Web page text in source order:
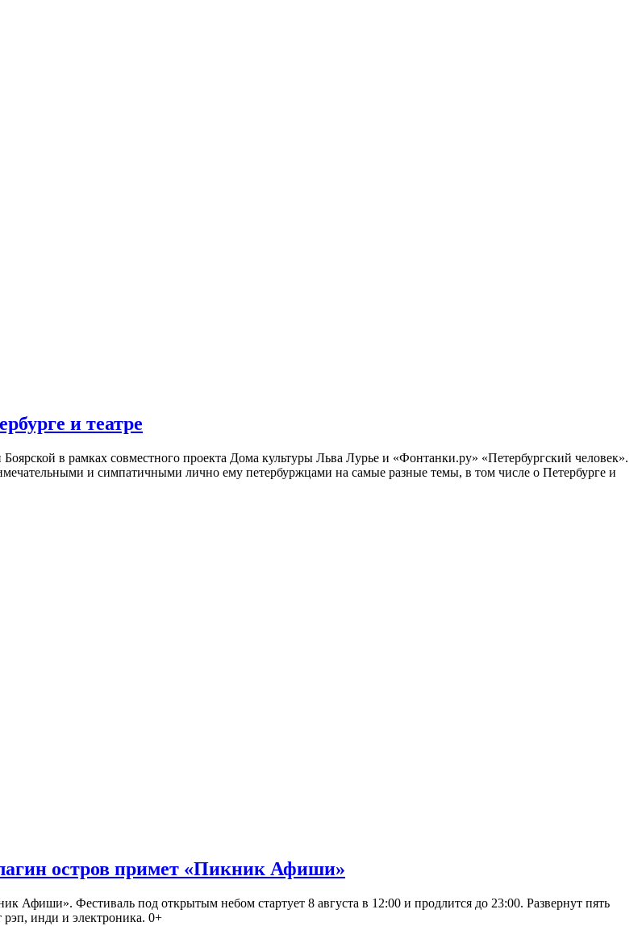
и театре
в рамках совместного проекта Дома культуры Льва Лурье и «Фонтанки.ру» «Петербургский человек».
и симпатичными лично ему петербуржцами на самые разные темы, в том числе о Петербурге и
остров примет «Пикник Афиши»
Афиши». Фестиваль под открытым небом стартует 8 августа в 12:00 и продлится до 23:00. Развернут пять
инди и электроника. 0+